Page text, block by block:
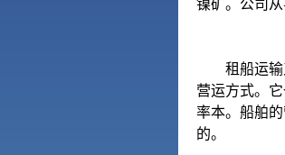
镍矿。公司从
租船运输又
营运方式。
率本。船舶
的。